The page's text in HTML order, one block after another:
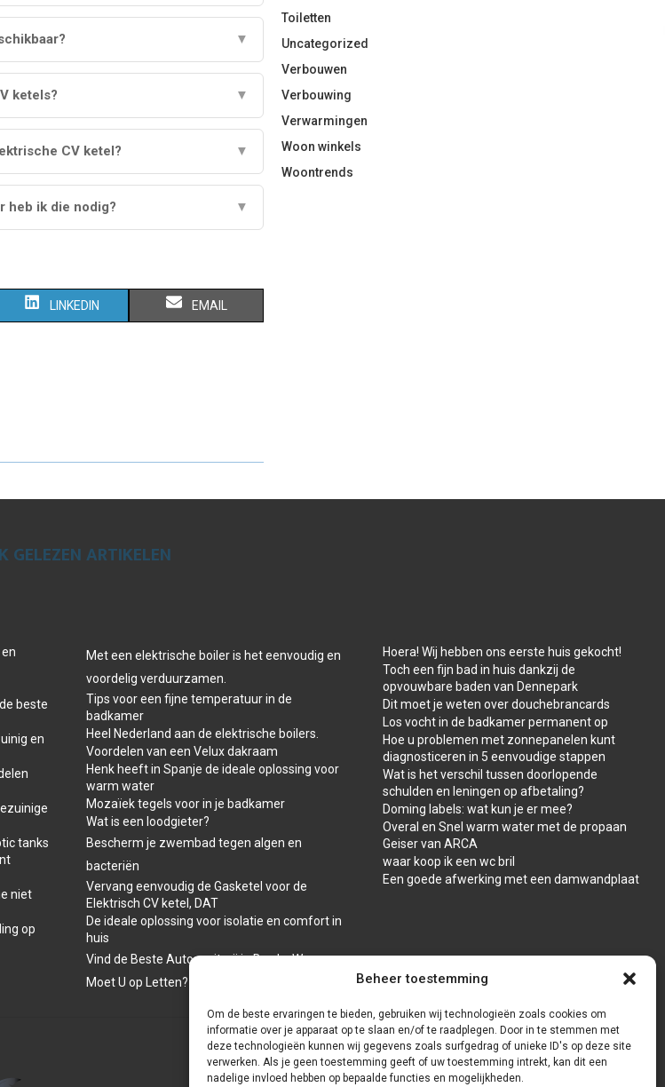
Beheer toestemming
Om de beste ervaringen te bieden, gebruiken wij technologieën zoals cookies om
informatie over je apparaat op te slaan en/of te raadplegen. Door in te stemmen met
deze technologieën kunnen wij gegevens zoals surfgedrag of unieke ID's op deze site
verwerken. Als je geen toestemming geeft of uw toestemming intrekt, kan dit een
nadelige invloed hebben op bepaalde functies en mogelijkheden.
▼
ketels? ▼
CV ketel? ▼
heb ik die nodig? ▼
S
O
N
LINKEDIN S
O
N
EMAIL
Toiletten
Uncategorized
Verbouwen
Verbouwing
Verwarmingen
Woon winkels
Woontrends
GELEZEN ARTIKELEN
beste
en
tanks
niet
op
Met een elektrische boiler is het eenvoudig en
voordelig verduurzamen.
Tips voor een fijne temperatuur in de
badkamer
Heel Nederland aan de elektrische boilers.
Voordelen van een Velux dakraam
Henk heeft in Spanje de ideale oplossing voor
warm water
Mozaïek tegels voor in je badkamer
Wat is een loodgieter?
Bescherm je zwembad tegen algen en
bacteriën
Vervang eenvoudig de Gasketel voor de
Elektrisch CV ketel, DAT
De ideale oplossing voor isolatie en comfort in
huis
Vind de Beste Autospuiterij in Breda: Waar
Moet U op Letten?
Hoera! Wij hebben ons eerste huis gekocht!
Toch een fijn bad in huis dankzij de
opvouwbare baden van Dennepark
Dit moet je weten over douchebrancards
Los vocht in de badkamer permanent op
Hoe u problemen met zonnepanelen kunt
diagnosticeren in 5 eenvoudige stappen
Wat is het verschil tussen doorlopende
schulden en leningen op afbetaling?
Doming labels: wat kun je er mee?
Overal en Snel warm water met de propaan
Geiser van ARCA
waar koop ik een wc bril
Een goede afwerking met een damwandplaat